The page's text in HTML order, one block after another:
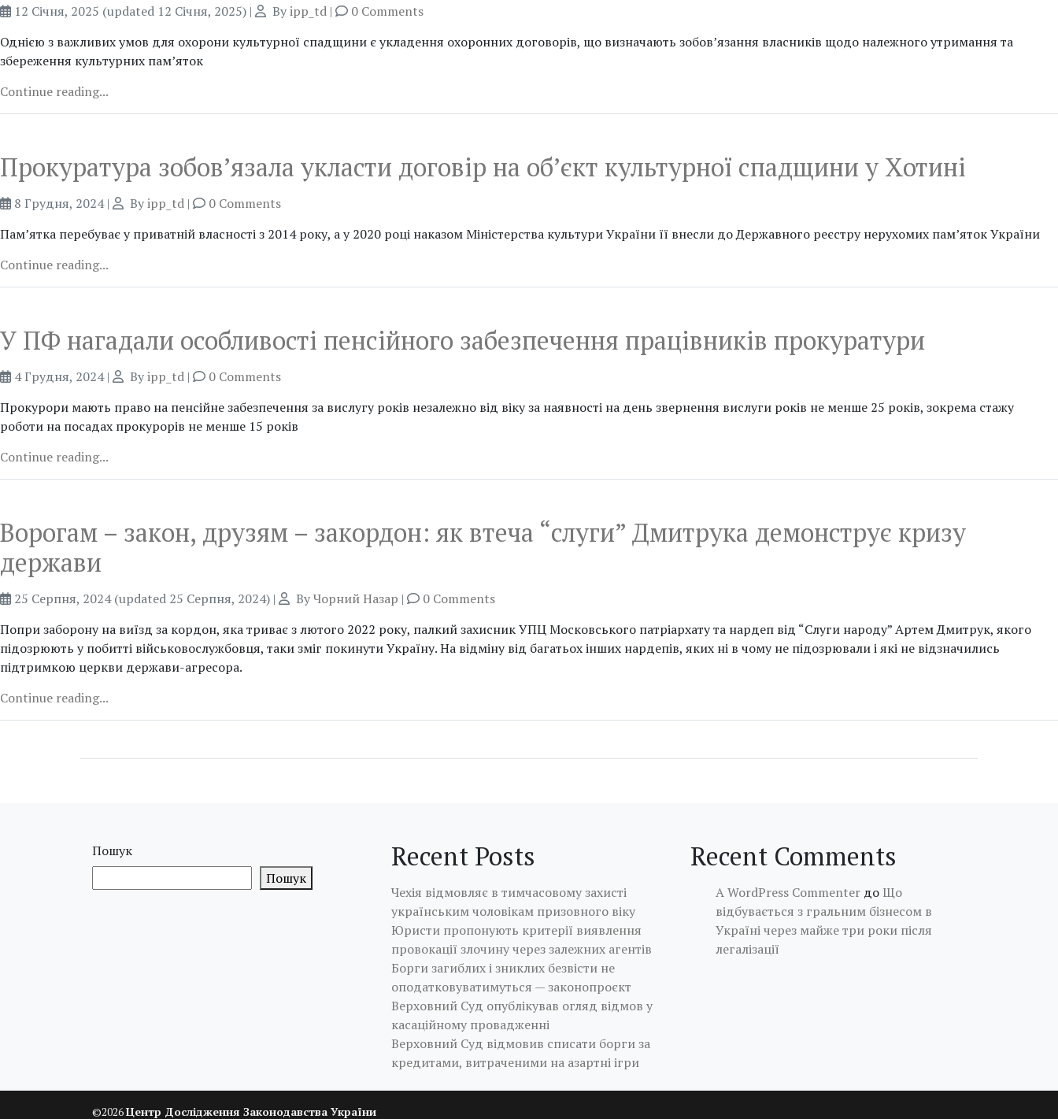
12 Січня, 2025 (updated 12 Січня, 2025) | Byipp_td |
0 Comments
Однією з важливих умов для охорони культурної спадщини є укладення охоронних договорів, що визначають зобов’язання власників щодо належного утримання та
збереження культурних пам’яток
Continue reading...
Прокуратура зобов’язала укласти договір на об’єкт культурної спадщини у Хотині
8 Грудня, 2024| Byipp_td |
0 Comments
Пам’ятка перебуває у приватній власності з 2014 року, а у 2020 році наказом Міністерства культури України її внесли до Державного реєстру нерухомих пам’яток України
Continue reading...
У ПФ нагадали особливості пенсійного забезпечення працівників прокуратури
4 Грудня, 2024| Byipp_td |
0 Comments
Прокурори мають право на пенсійне забезпечення за вислугу років незалежно від віку за наявності на день звернення вислуги років не менше 25 років, зокрема стажу
роботи на посадах прокурорів не менше 15 років
Continue reading...
Ворогам – закон, друзям – закордон: як втеча “слуги” Дмитрука демонструє кризу
держави
25 Серпня, 2024 (updated 25 Серпня, 2024) | ByЧорний Назар |
0 Comments
Попри заборону на виїзд за кордон, яка триває з лютого 2022 року, палкий захисник УПЦ Московського патріархату та нардеп від “Слуги народу” Артем Дмитрук, якого
підозрюють у побитті військовослужбовця, таки зміг покинути Україну. На відміну від багатьох інших нардепів, яких ні в чому не підозрювали і які не відзначились
підтримкою церкви держави-агресора.
Continue reading...
Пошук
Пошук
Recent Posts
Чехія відмовляє в тимчасовому захисті
українським чоловікам призовного віку
Юристи пропонують критерії виявлення
провокації злочину через залежних агентів
Борги загиблих і зниклих безвісти не
оподатковуватимуться — законопроєкт
Верховний Суд опублікував огляд відмов у
касаційному провадженні
Верховний Суд відмовив списати борги за
кредитами, витраченими на азартні ігри
Recent Comments
A WordPress Commenter до Що
відбувається з гральним бізнесом в
Україні через майже три роки після
легалізації
©2026Центр Дослідження Законодавства України